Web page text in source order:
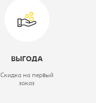
ВЫГОДА
Скидка на первый
заказ